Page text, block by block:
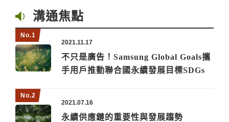
溝通焦點
2021.11.17
不只是廣告！Samsung Global Goals攜
手用戶推動聯合國永續發展目標SDGs
2021.07.16
永續供應鏈的重要性與發展趨勢